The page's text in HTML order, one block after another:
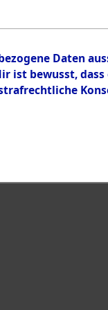
Daten
bewusst, dass